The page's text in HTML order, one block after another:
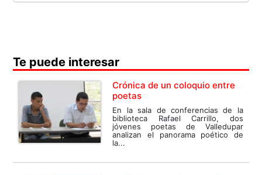
Te puede interesar
Crónica de un coloquio entre
poetas
En la sala de conferencias de la
biblioteca Rafael Carrillo, dos
jóvenes poetas de Valledupar
analizan el panorama poético de
la...